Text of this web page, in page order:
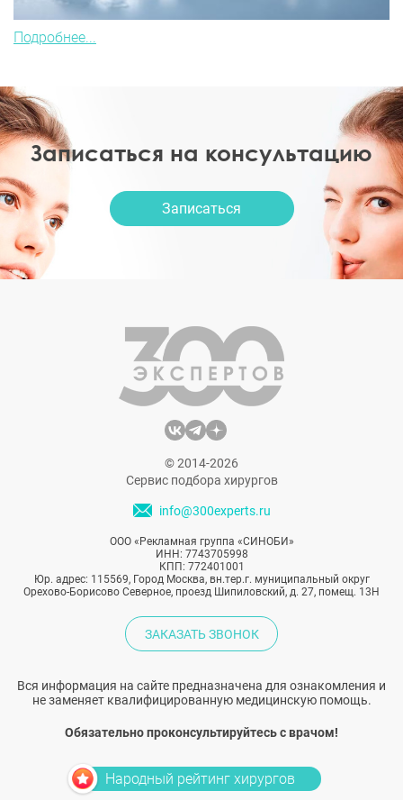
Подробнее...
Записаться на консультацию
Записаться
© 2014-2026
Сервис подбора хирургов
info@300experts.ru
ООО «Рекламная группа «СИНОБИ»
ИНН: 7743705998
КПП: 772401001
Юр. адрес: 115569, Город Москва, вн.тер.г. муниципальный округ
Орехово-Борисово Северное, проезд Шипиловский, д. 27, помещ. 13Н
ЗАКАЗАТЬ ЗВОНОК
Вся информация на сайте предназначена для ознакомления и
не заменяет квалифицированную медицинскую помощь.
Обязательно проконсультируйтесь с врачом!
Народный рейтинг хирургов